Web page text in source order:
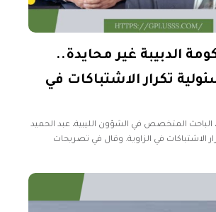
الدبيبة غير محايدة..
تكرار الاشتباكات في
المتخصص في الشؤون الليبية، عبد الحميد
الاشتباكات في الزاوية. وقال في تصريحات
الشرق الأوسط، إن حكومة الدبيبة غير محايدة